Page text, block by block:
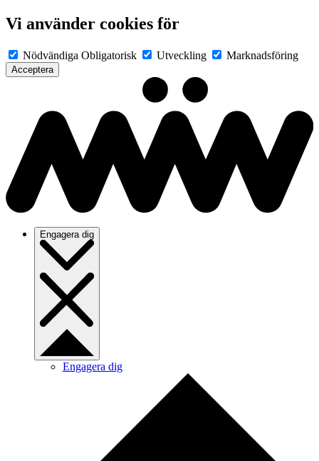
Vi använder cookies för
Nödvändiga Obligatorisk Utveckling Marknadsföring
Acceptera
Engagera dig
Engagera dig